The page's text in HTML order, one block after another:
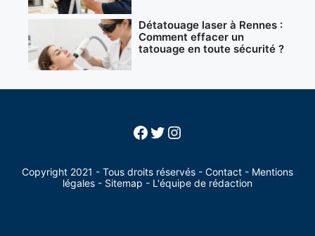
Détatouage laser à Rennes :
Comment effacer un
tatouage en toute sécurité ?
Facebook
Twitter
Instagram
Copyright 2021 - Tous droits réservés - Contact - Mentions
légales - Sitemap - L'équipe de rédaction